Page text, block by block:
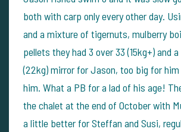
both with carp only every other day.
and a mixture of tigernuts, mulberry
pellets they had 3 over 33 (15kg+) and
(22kg) mirror for Jason, too big for
him. What a PB for a lad of his age!
the chalet at the end of October with
a little better for Steffan and Susi,